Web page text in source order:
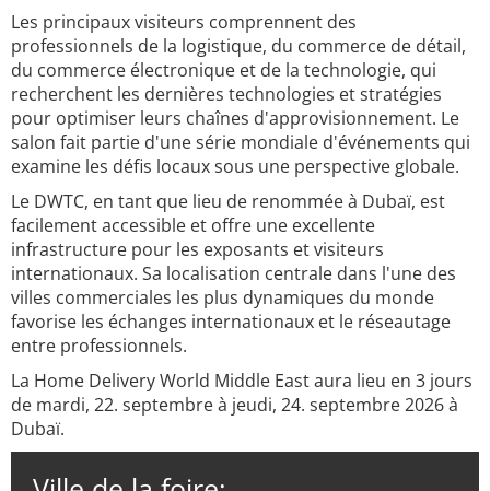
Les principaux visiteurs comprennent des
professionnels de la logistique, du commerce de détail,
du commerce électronique et de la technologie, qui
recherchent les dernières technologies et stratégies
pour optimiser leurs chaînes d'approvisionnement. Le
salon fait partie d'une série mondiale d'événements qui
examine les défis locaux sous une perspective globale.
Le DWTC, en tant que lieu de renommée à Dubaï, est
facilement accessible et offre une excellente
infrastructure pour les exposants et visiteurs
internationaux. Sa localisation centrale dans l'une des
villes commerciales les plus dynamiques du monde
favorise les échanges internationaux et le réseautage
entre professionnels.
La Home Delivery World Middle East aura lieu en 3 jours
de mardi, 22. septembre à jeudi, 24. septembre 2026 à
Dubaï.